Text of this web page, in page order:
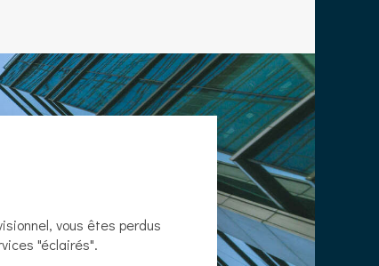
vous êtes perdus
"éclairés".